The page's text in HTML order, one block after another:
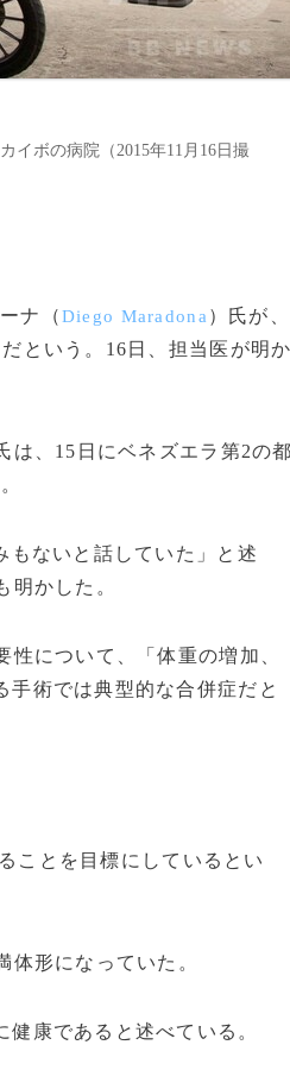
イボの病院（2015年11月16日撮
ナ（Diego Maradona ）氏が、
という。16日、担当医が明
は、15日にベネズエラ第2の
ないと話していた」と述
かした。
について、「体重の増加、
手術では典型的な合併症だと
ことを目標にしているとい
形になっていた。
康であると述べている。